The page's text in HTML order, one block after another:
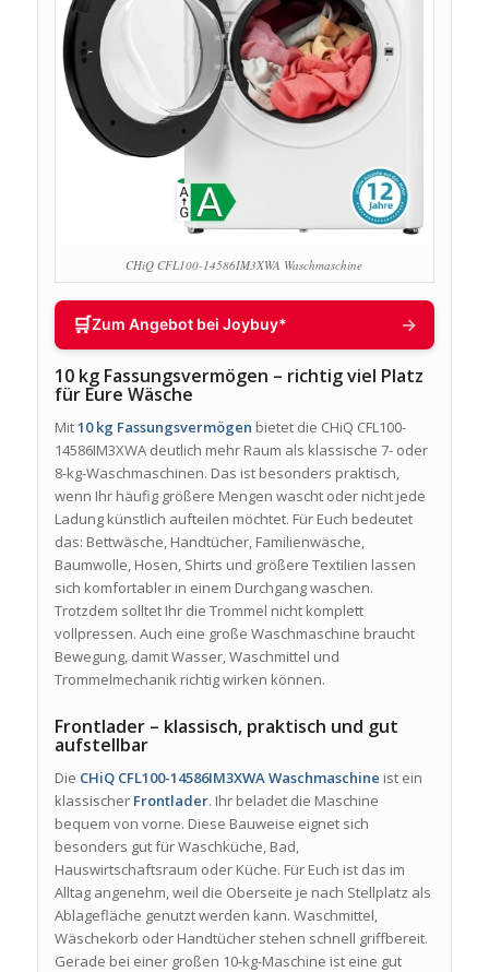
CHiQ CFL100-14586IM3XWA Waschmaschine
🛒Zum Angebot bei Joybuy* →
10 kg Fassungsvermögen – richtig viel Platz
für Eure Wäsche
Mit10 kg Fassungsvermögen bietet die CHiQ CFL100-
14586IM3XWA deutlich mehr Raum als klassische 7- oder
8-kg-Waschmaschinen. Das ist besonders praktisch,
wenn Ihr häufig größere Mengen wascht oder nicht jede
Ladung künstlich aufteilen möchtet. Für Euch bedeutet
das: Bettwäsche, Handtücher, Familienwäsche,
Baumwolle, Hosen, Shirts und größere Textilien lassen
sich komfortabler in einem Durchgang waschen.
Trotzdem solltet Ihr die Trommel nicht komplett
vollpressen. Auch eine große Waschmaschine braucht
Bewegung, damit Wasser, Waschmittel und
Trommelmechanik richtig wirken können.
Frontlader – klassisch, praktisch und gut
aufstellbar
Die CHiQ CFL100-14586IM3XWA Waschmaschine ist ein
klassischer Frontlader. Ihr beladet die Maschine
bequem von vorne. Diese Bauweise eignet sich
besonders gut für Waschküche, Bad,
Hauswirtschaftsraum oder Küche. Für Euch ist das im
Alltag angenehm, weil die Oberseite je nach Stellplatz als
Ablagefläche genutzt werden kann. Waschmittel,
Wäschekorb oder Handtücher stehen schnell griffbereit.
Gerade bei einer großen 10-kg-Maschine ist eine gut